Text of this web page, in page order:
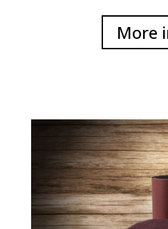
More